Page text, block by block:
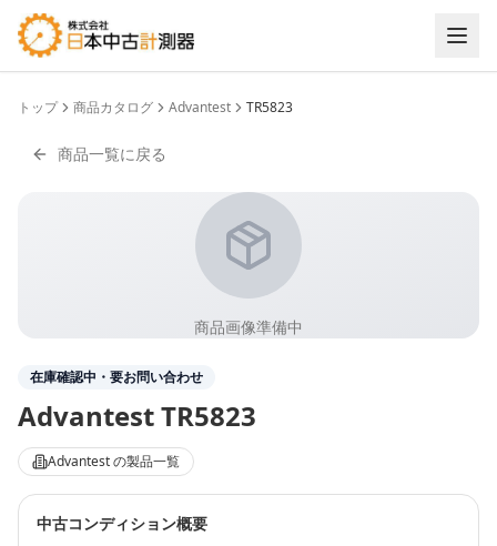
トップ 商品カタログ Advantest TR5823
商品一覧に戻る
商品画像準備中
在庫確認中・要お問い合わせ
AdvantestTR5823
Advantestの製品一覧
中古コンディション概要